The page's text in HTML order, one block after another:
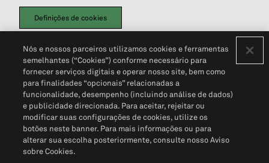
Definições de cookies
Política de PrivacidadePortal de privacidade do cliente (em inglês)
Não Venda Minhas Informações Pessoais© 2026 S&P Global
Nós e nossos parceiros utilizamos cookies e ferramentas
semelhantes (“Cookies”) conforme necessário para
fornecer serviços digitais e operar nosso site, bem como
para finalidades “opcionais” relacionadas a
funcionalidade, desempenho (incluindo análise de dados)
e publicidade direcionada. Para aceitar, rejeitar ou
modificar suas configurações de cookies, utilize os
botões neste banner. Para mais informações ou para
alterar sua escolha posteriormente, consulte nosso Aviso
sobre Cookies.